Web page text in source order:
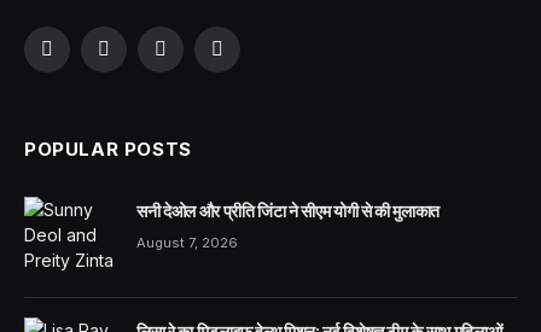
Facebook
X
LinkedInWhatsApp
POPULAR POSTS
सनी देओल और प्रीति जिंटा ने सीएम योगी से की मुलाकात
August 7, 2026